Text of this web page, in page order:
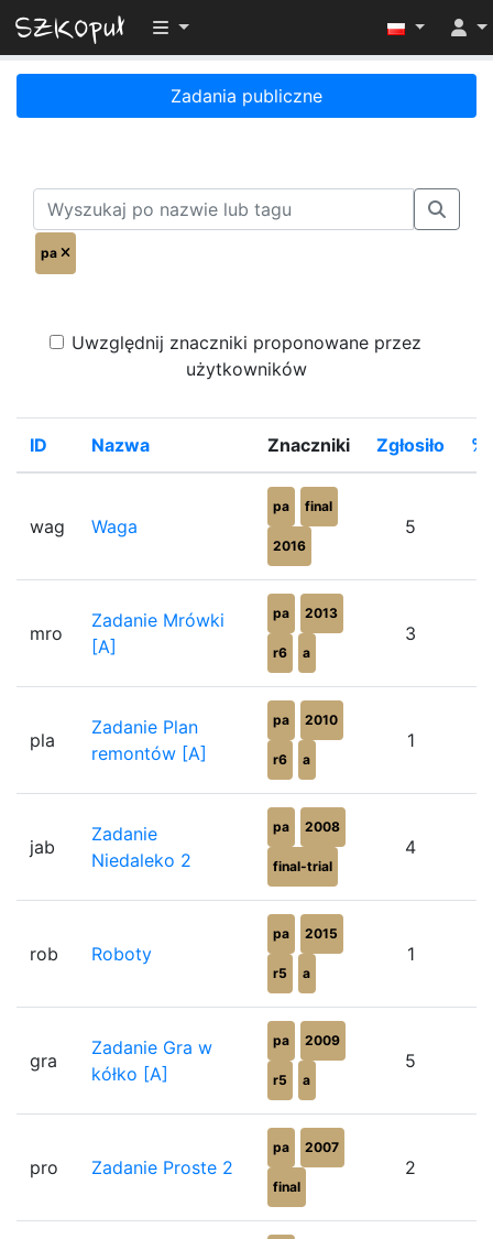
Przełącz widoczność menu
Zadania publiczne
pa
Uwzględnij znaczniki proponowane przez
użytkowników
ID Nazwa Znaczniki Zgłosiło
wag Waga
pa final
2016
5
mro
Zadanie Mrówki
[A]
pa 2013
r6 a
3
pla
Zadanie Plan
remontów [A]
pa 2010
r6 a
1
jab
Zadanie
Niedaleko 2
pa 2008
final-trial
4
rob Roboty
pa 2015
r5 a
1
gra
Zadanie Gra w
kółko [A]
pa 2009
r5 a
5
pro Zadanie Proste 2
pa 2007
final
2